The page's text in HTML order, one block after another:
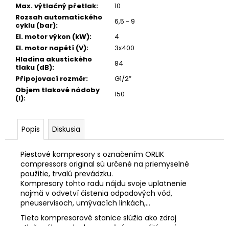
Max. výtlačný přetlak:
10
Rozsah automatického
cyklu (bar):
6,5 - 9
El. motor výkon (kW):
4
El. motor napětí (V):
3x400
Hladina akustického
tlaku (dB):
84
Připojovací rozměr:
G1/2”
Objem tlakové nádoby
(l): 150
Popis Diskusia
Piestové kompresory s označením ORLIK
compressors original sú určené na priemyselné
použitie, trvalú prevádzku.
Kompresory tohto radu nájdu svoje uplatnenie
najmä v odvetví čistenia odpadových vôd,
pneuservisoch, umývacích linkách,…
Tieto kompresorové stanice slúžia ako zdroj